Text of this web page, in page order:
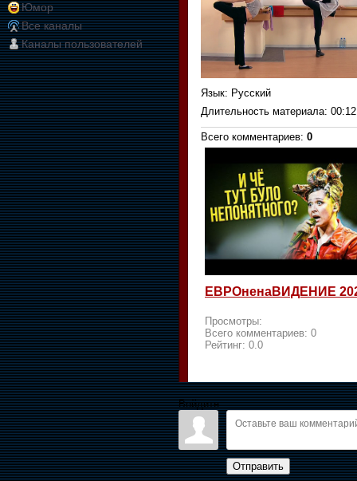
Юмор
Все каналы
Каналы пользователей
Язык: Русский
Длительность материала:
Всего комментариев: 0
ЕВРОненаВИДЕНИЕ
Просмотры:
Всего комментариев: 0
Рейтинг: 0.0
Войдите:
Отправить